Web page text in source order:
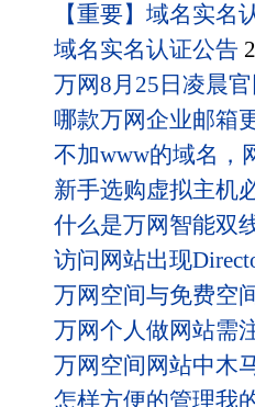
【重要】域名实名
域名实名认证公告
万网8月25日凌晨
哪款万网企业邮箱
不加www的域名，
新手选购虚拟主机
什么是万网智能双
访问网站出现
万网空间与免费空
万网个人做网站需
万网空间网站中木
怎样方便的管理我